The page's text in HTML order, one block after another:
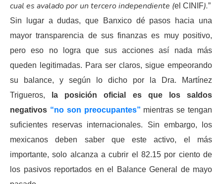
cual es avalado por un tercero independiente (el CINIF).”
Sin lugar a dudas, que Banxico dé pasos hacia una
mayor transparencia de sus finanzas es muy positivo,
pero eso no logra que sus acciones así nada más
queden legitimadas. Para ser claros, sigue empeorando
su balance, y según lo dicho por la Dra. Martínez
Trigueros,
la posición oficial es que los saldos
negativos “no son preocupantes” mientras se tengan
suficientes reservas internacionales. Sin embargo, los
mexicanos deben saber que este activo, el más
importante, solo alcanza a cubrir el 82.15 por ciento de
los pasivos reportados en el Balance General de mayo